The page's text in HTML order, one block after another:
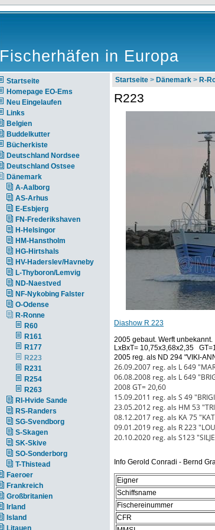
Fischerhäfen in Europa
Startseite
Homepage EO-Ems
Neu Eingelaufen
Links
Belgien
Buddelkutter
Bücherkiste
Deutschland Nordsee
Deutschland Ostsee
Dänemark
A-Aalborg
AS-Arhus
E-Esbjerg
FN-Frederikshaven
H-Helsingor
HM-Hanstholm
HG-Hirtshals
HV-Haderslev/Havneby
L-Thyboron/Lemvig
ND-Naestved
NF-Nykobing Falster
O-Odense
R-Ronne
R60
R161
R177
R223
R231
R254
R263
RI-Hvide Sande
RS-Randers
SG-Svendborg
S-Skagen
SK-Skive
SO-Sonderborg
T-Thistead
Faeroer
Frankreich
Großbritanien
Irland
Island
Litauen
Startseite > Dänemark > R-
R223
Diashow R 223
2005 gebaut. Werft unbekannt.
LxBxT= 10,75x3,68x2,35
2005 reg. als ND 294 "VIKI-
26.09.2007 reg. als L 649
06.08.2008 reg. als L 649
2008 GT= 20,60
15.09.2011 reg. als S 49
23.05.2012 reg. als HM 53
08.12.2017 reg. als KA 75
09.01.2019 reg. als R 223
20.10.2020 reg. als S123
Info Gerold Conradi - Bernd
Eigner
Schiffsname
Fischereinummer
CFR